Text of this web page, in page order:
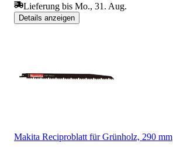
Lieferung bis Mo., 31. Aug.
Details anzeigen
Makita Reciproblatt für Grünholz, 290 mm